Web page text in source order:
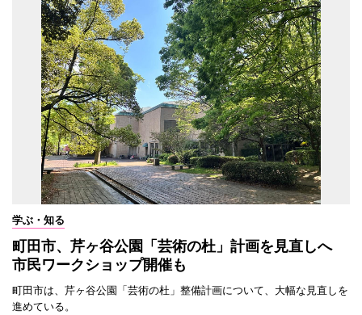
学ぶ・知る
町田市、芹ヶ谷公園「芸術の杜」計画を見直しへ
市民ワークショップ開催も
町田市は、芹ヶ谷公園「芸術の杜」整備計画について、大幅な見直しを
進めている。